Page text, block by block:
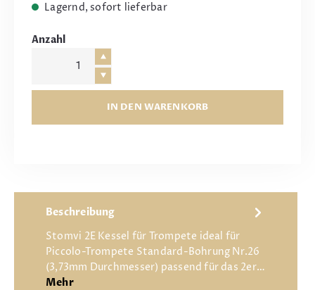
Lagernd, sofort lieferbar
Anzahl
IN DEN WARENKORB
Beschreibung
Stomvi 2E Kessel für Trompete ideal für
Piccolo-Trompete Standard-Bohrung Nr.26
(3,73mm Durchmesser) passend für das 2er…
Mehr